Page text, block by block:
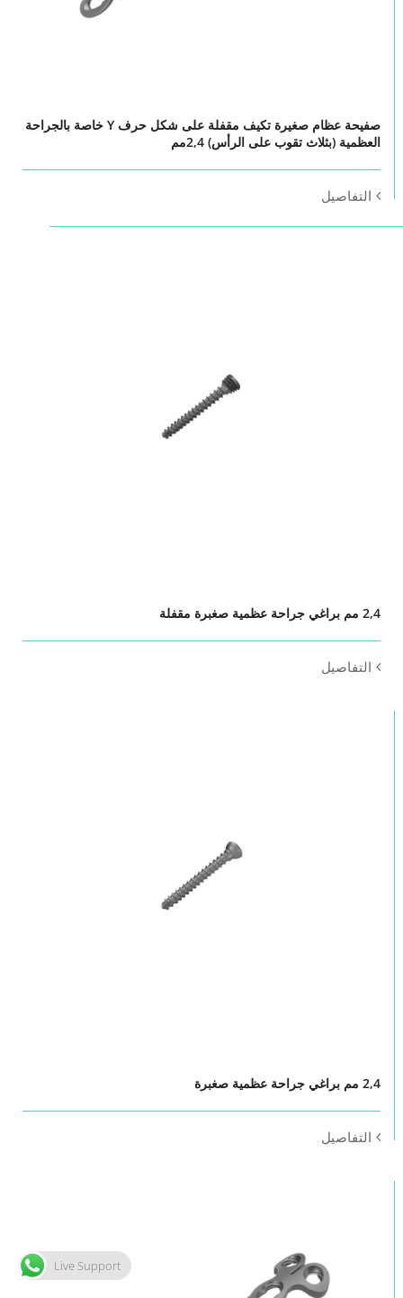
صفيحة عظام صغيرة تكيف مقفلة على شكل حرف Y خاصة بالجراحة
العظمية (بثلاث تقوب على الرأس) 2,4مم
التفاصيل
2,4 مم براغي جراحة عظمية صغبرة مقفلة
التفاصيل
2,4 مم براغي جراحة عظمية صغبرة
التفاصيل
Live Support